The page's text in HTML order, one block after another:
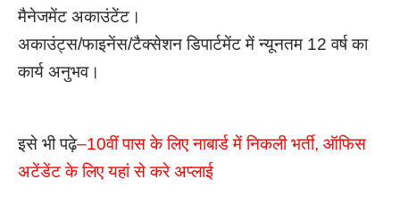
मैनेजमेंट अकाउंटेंट।
अकाउंट्स/फाइनेंस/टैक्सेशन डिपार्टमेंट में न्यूनतम 12 वर्ष का
कार्य अनुभव।
इसे भी पढ़े–10वीं पास के लिए नाबार्ड में निकली भर्ती, ऑफिस
अटेंडेंट के लिए यहां से करे अप्लाई